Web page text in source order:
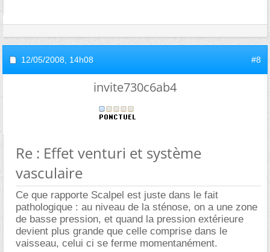
12/05/2008, 14h08 #8
invite730c6ab4
Re : Effet venturi et système
vasculaire
Ce que rapporte Scalpel est juste dans le fait
pathologique : au niveau de la sténose, on a une zone
de basse pression, et quand la pression extérieure
devient plus grande que celle comprise dans le
vaisseau, celui ci se ferme momentanément.